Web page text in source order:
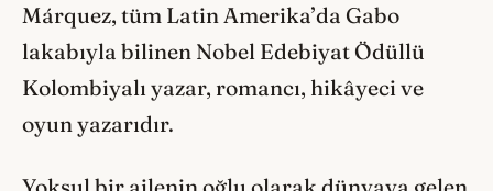
Márquez, tüm Latin Amerika’da Gabo
lakabıyla bilinen Nobel Edebiyat Ödüllü
Kolombiyalı yazar, romancı, hikâyeci ve
oyun yazarıdır.